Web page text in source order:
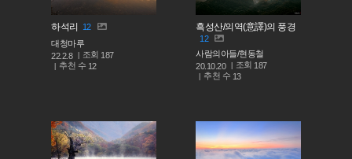
하석리 12
대청마루
22.2.8
조회 187
추천 수 12
흑성산/의역(意譯)의 풍경
12
사람의아들/현동철
20.10.20
조회 187
추천 수 13